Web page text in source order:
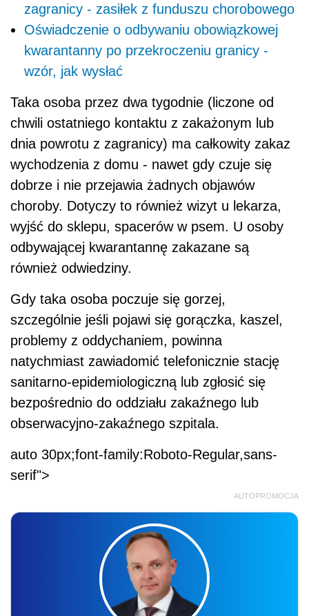
zagranicy - zasiłek z funduszu chorobowego
Oświadczenie o odbywaniu obowiązkowej
kwarantanny po przekroczeniu granicy -
wzór, jak wysłać
Taka osoba przez dwa tygodnie (liczone od
chwili ostatniego kontaktu z zakażonym lub
dnia powrotu z zagranicy) ma całkowity zakaz
wychodzenia z domu - nawet gdy czuje się
dobrze i nie przejawia żadnych objawów
choroby. Dotyczy to również wizyt u lekarza,
wyjść do sklepu, spacerów w psem. U osoby
odbywającej kwarantannę zakazane są
również odwiedziny.
Gdy taka osoba poczuje się gorzej,
szczególnie jeśli pojawi się gorączka, kaszel,
problemy z oddychaniem, powinna
natychmiast zawiadomić telefonicznie stację
sanitarno-epidemiologiczną lub zgłosić się
bezpośrednio do oddziału zakaźnego lub
obserwacyjno-zakaźnego szpitala.
auto 30px;font-family:Roboto-Regular,sans-
serif">
AUTOPROMOCJA